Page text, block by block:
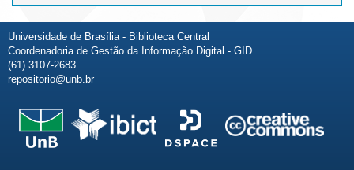
Universidade de Brasília - Biblioteca Central
Coordenadoria de Gestão da Informação Digital - GID
(61) 3107-2683
repositorio@unb.br